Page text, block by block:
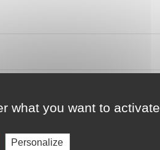
what you want to activate
Personalize